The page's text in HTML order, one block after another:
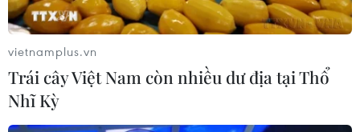
vietnamplus.vn
Trái cây Việt Nam còn nhiều dư địa tại Thổ
Nhĩ Kỳ